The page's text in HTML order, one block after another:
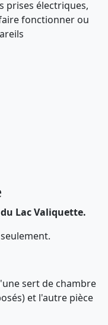
prises électriques,
fonctionner ou
Lac Valiquette.
sert de chambre
et l'autre pièce